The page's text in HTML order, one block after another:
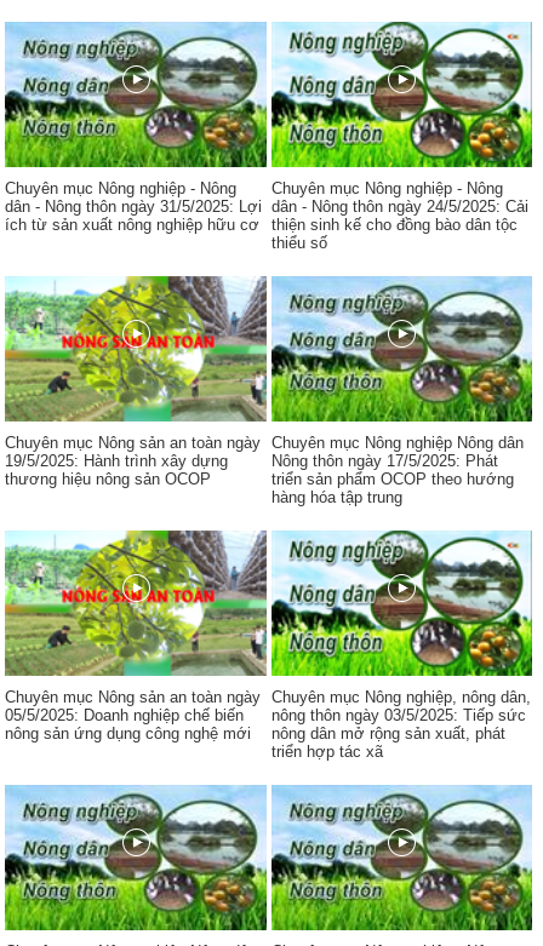
Chuyên mục Nông nghiệp - Nông
dân - Nông thôn ngày 31/5/2025: Lợi
ích từ sản xuất nông nghiệp hữu cơ
Chuyên mục Nông nghiệp - Nông
dân - Nông thôn ngày 24/5/2025: Cải
thiện sinh kế cho đồng bào dân tộc
thiểu số
Chuyên mục Nông sản an toàn ngày
19/5/2025: Hành trình xây dựng
thương hiệu nông sản OCOP
Chuyên mục Nông nghiệp Nông dân
Nông thôn ngày 17/5/2025: Phát
triển sản phẩm OCOP theo hướng
hàng hóa tập trung
Chuyên mục Nông sản an toàn ngày
05/5/2025: Doanh nghiệp chế biến
nông sản ứng dụng công nghệ mới
Chuyên mục Nông nghiệp, nông dân,
nông thôn ngày 03/5/2025: Tiếp sức
nông dân mở rộng sản xuất, phát
triển hợp tác xã